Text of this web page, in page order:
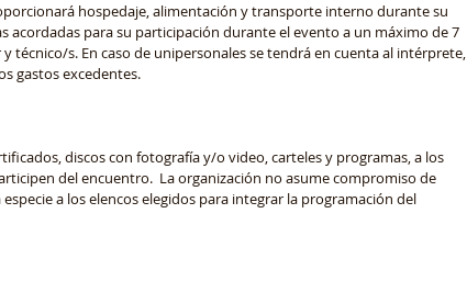
hospedaje, alimentación y transporte interno durante su
acordadas para su participación durante el evento a un máximo de 7
técnico/s. En caso de unipersonales se tendrá en cuenta al intérprete,
gastos excedentes.
discos con fotografía y/o video, carteles y programas, a los
del encuentro.  La organización no asume compromiso de
a los elencos elegidos para integrar la programación del